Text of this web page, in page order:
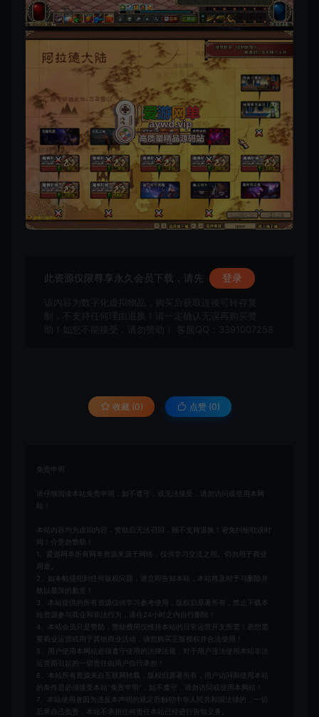
此资源仅限尊享永久会员下载，请先 登录
制，不支持任何理由退换！请一定确认无误再购买赞
助！如您不能接受，请勿赞助！ 客服QQ：3391007258
收藏 (0) 点赞 (0)
免责申明
请仔细阅读本站免责申明，如不遵守，或无法接受，请勿访问或使用本网
站！
本站内容均为虚拟内容，赞助后无法召回，顾不支持退换！避免纠纷耽误时
间！介意勿赞助！
1、爱游网单所有网单资源来源于网络，仅供学习交流之用。切勿用于商业
用途。
2、如本帖侵犯到任何版权问题，请立即告知本站，本站将及时予与删除并
致以最深的歉意！
3、本站提供的所有资源仅供学习参考使用，版权归原著所有，禁止下载本
站资源参与商业和非法行为，请在24小时之内自行删除！
4、本站会员只是赞助，赞助费用仅维持本站的日常运营开支所需！若您需
要商业运营或用于其他商业活动，请您购买正版授权并合法使用！
5、用户使用本网站必须遵守使用的法律法规，对于用户违法使用本站非法
运营而引起的一切责任由用户自行承担！
6、本站所有资源来自互联网转载，版权归原著所有，用户访问和使用本站
的条件是必须接受本站“免责申明”，如不遵守，请勿访问或使用本网站！
7、本站使用者因为违反本声明的规定而触犯中华人民共和国法律的，一切
后果自己负责，本站不承担任何责任本站已经进行告知义务。